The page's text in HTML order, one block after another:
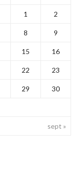
sept »
1 2
8 9
15 16
22 23
29 30